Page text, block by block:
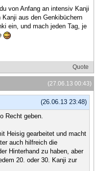
von Anfang an intensiv Kanji
aus den Genkibüchern
ein, und mach jeden Tag, je
Quote
(27.06.13 00:43)
(26.06.13 23:48)
Recht geben.
Heisig gearbeitet und macht
auch hilfreich die
Hinterhand zu haben, aber
20. oder 30. Kanji zur